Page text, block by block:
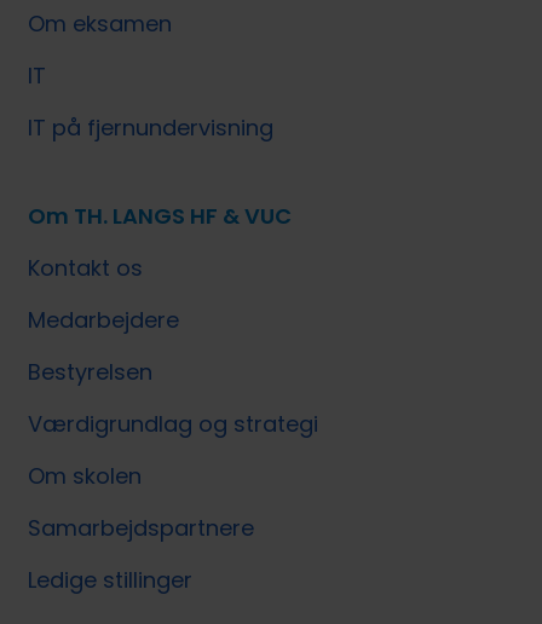
Om eksamen
IT
IT på fjernundervisning
Om TH. LANGS HF & VUC
Kontakt os
Medarbejdere
Bestyrelsen
Værdigrundlag og strategi
Om skolen
Samarbejdspartnere
Ledige stillinger